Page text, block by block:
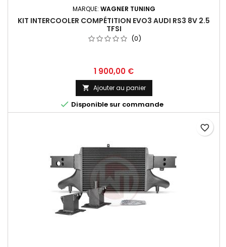
MARQUE: WAGNER TUNING
KIT INTERCOOLER COMPÉTITION EVO3 AUDI RS3 8V 2.5
TFSI
(0)
Prix
1 900,00 €
 Ajouter au panier
 Disponible sur commande
favorite_border